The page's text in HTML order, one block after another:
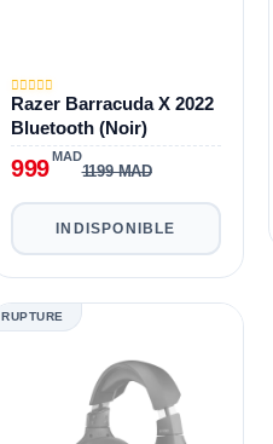
Razer Barracuda X 2022
Bluetooth (Noir)
999 MAD
1199 MAD
INDISPONIBLE
RUPTURE